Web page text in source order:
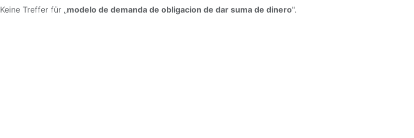
Keine Treffer für „modelo de demanda de obligacion de dar suma de dinero".